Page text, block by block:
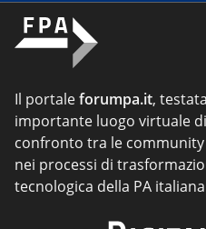
Il portaleforumpa.it,
importante luogo virtuale
confronto tra le
nei processi di
tecnologica della PA